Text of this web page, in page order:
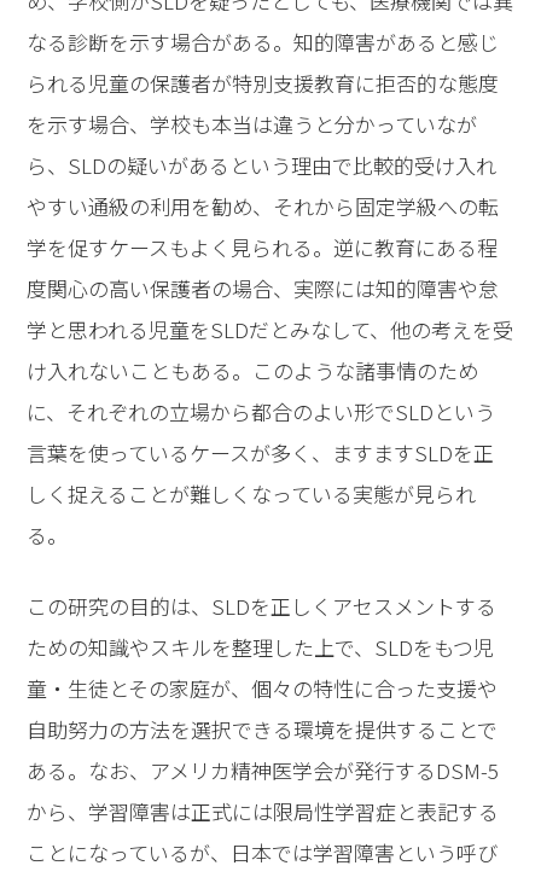
なる診断を示す場合がある。知的障害があると感じ
られる児童の保護者が特別支援教育に拒否的な態度
を示す場合、学校も本当は違うと分かっていなが
ら、SLDの疑いがあるという理由で比較的受け入れ
やすい通級の利用を勧め、それから固定学級への転
学を促すケースもよく見られる。逆に教育にある程
度関心の高い保護者の場合、実際には知的障害や怠
学と思われる児童をSLDだとみなして、他の考えを受
け入れないこともある。このような諸事情のため
に、それぞれの立場から都合のよい形でSLDという
言葉を使っているケースが多く、ますますSLDを正
しく捉えることが難しくなっている実態が見られ
る。
この研究の目的は、SLDを正しくアセスメントする
ための知識やスキルを整理した上で、SLDをもつ児
童・生徒とその家庭が、個々の特性に合った支援や
自助努力の方法を選択できる環境を提供することで
ある。なお、アメリカ精神医学会が発行するDSM-5
から、学習障害は正式には限局性学習症と表記する
ことになっているが、日本では学習障害という呼び